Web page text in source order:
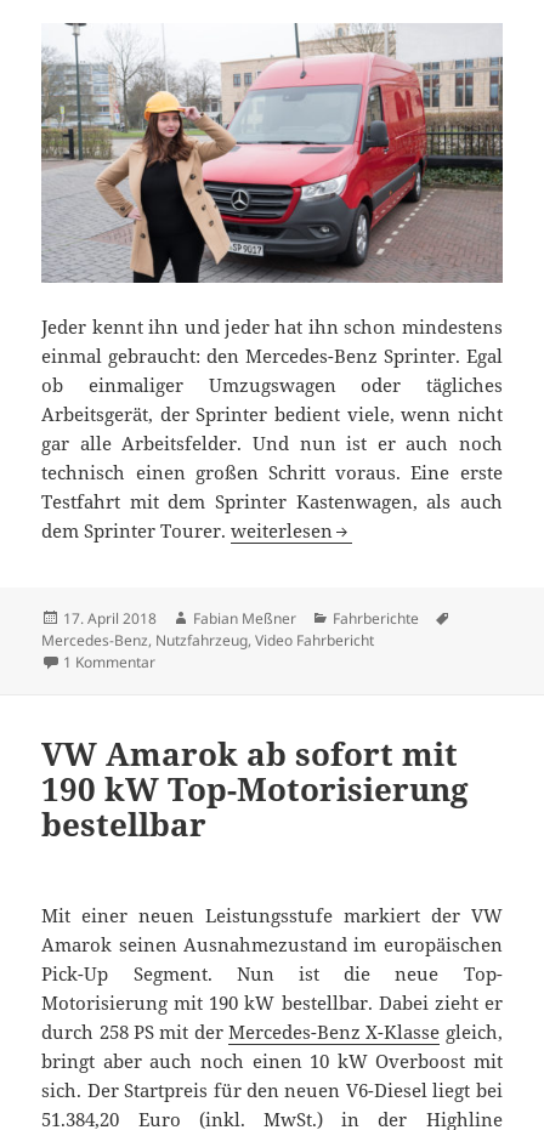
Jeder kennt ihn und jeder hat ihn schon mindestens
einmal gebraucht: den Mercedes-Benz Sprinter. Egal
ob einmaliger Umzugswagen oder tägliches
Arbeitsgerät, der Sprinter bedient viele, wenn nicht
gar alle Arbeitsfelder. Und nun ist er auch noch
technisch einen großen Schritt voraus. Eine erste
Testfahrt mit dem Sprinter Kastenwagen, als auch
dem Sprinter Tourer.Erste Fahrt im neuen Mercedes-
weiterlesen
Veröffentlicht
am
17. April 2018 Autor
Fabian Meßner Kategorien
Fahrberichte
Mercedes-Benz, Nutzfahrzeug,Video Fahrbericht
1 Kommentarzu Erste Fahrt im neuen Mercedes-Benz Sprinter
VW Amarok ab sofort mit
190 kW Top-Motorisierung
bestellbar
Mit einer neuen Leistungsstufe markiert der VW
Amarok seinen Ausnahmezustand im europäischen
Pick-Up Segment. Nun ist die neue Top-
Motorisierung mit 190 kW bestellbar. Dabei zieht er
durch 258 PS mit der Mercedes-Benz X-Klasse gleich,
bringt aber auch noch einen 10 kW Overboost mit
sich. Der Startpreis für den neuen V6-Diesel liegt bei
51.384,20 Euro (inkl. MwSt.) in der Highline